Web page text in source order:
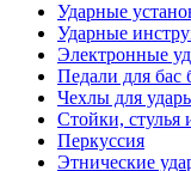
Ударные
Ударные
Электронные
Педали для бас
Чехлы для
Стойки, стулья
Перкуссия
Этнические